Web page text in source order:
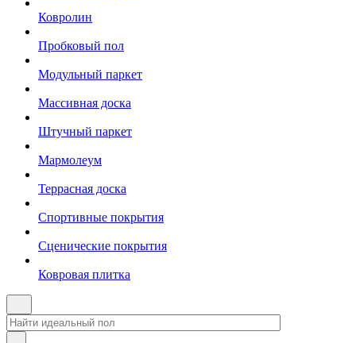
Ковролин
Пробковый пол
Модульный паркет
Массивная доска
Штучный паркет
Мармолеум
Террасная доска
Спортивные покрытия
Сценические покрытия
Ковровая плитка